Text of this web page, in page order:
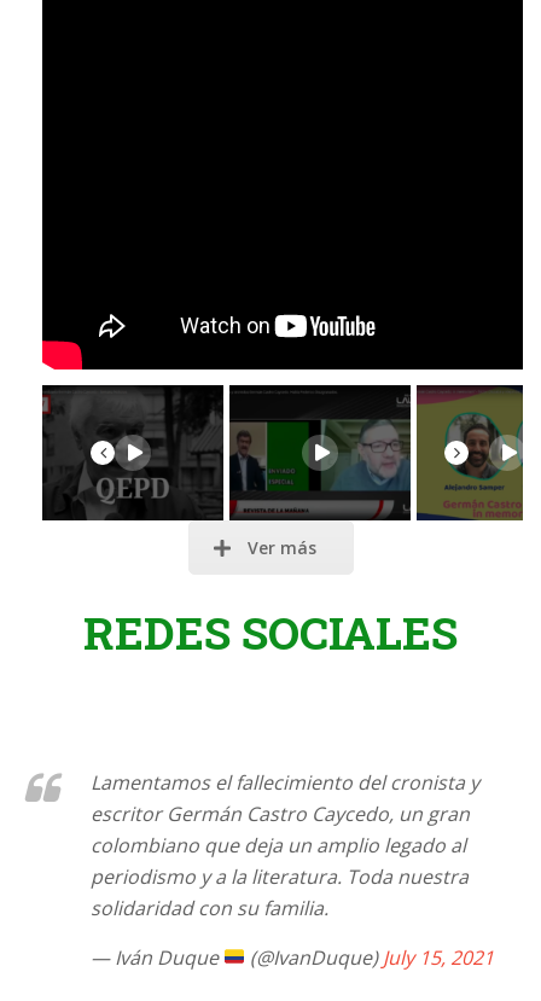
Previous Next
Ver más
REDES SOCIALES
Lamentamos el fallecimiento del cronista y
escritor Germán Castro Caycedo, un gran
colombiano que deja un amplio legado al
periodismo y a la literatura. Toda nuestra
solidaridad con su familia.
— Iván Duque
(@IvanDuque)July 15, 2021